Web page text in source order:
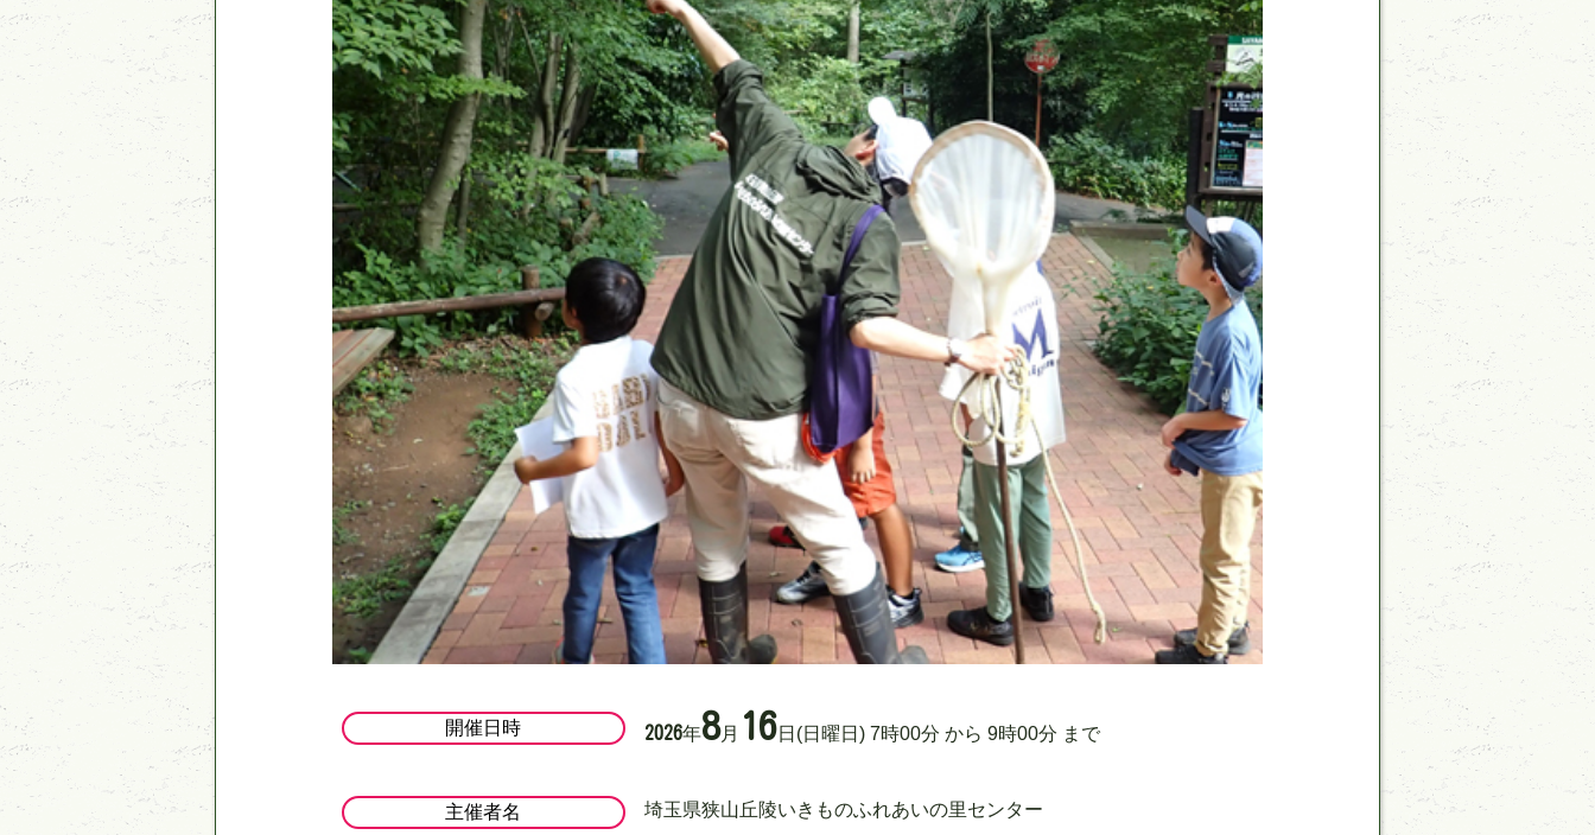
開催日時 2026年8月 16日 (日曜日) 7時00分 から 9時00分 まで
主催者名 埼玉県狭山丘陵いきものふれあいの里センター